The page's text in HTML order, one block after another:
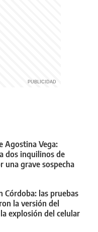
Agostina Vega:
dos inquilinos de
una grave sospecha
Córdoba: las pruebas
la versión del
explosión del celular